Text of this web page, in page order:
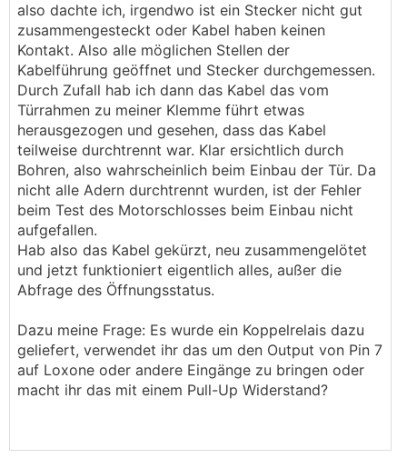
also dachte ich, irgendwo ist ein Stecker nicht gut
zusammengesteckt oder Kabel haben keinen
Kontakt. Also alle möglichen Stellen der
Kabelführung geöffnet und Stecker durchgemessen.
Durch Zufall hab ich dann das Kabel das vom
Türrahmen zu meiner Klemme führt etwas
herausgezogen und gesehen, dass das Kabel
teilweise durchtrennt war. Klar ersichtlich durch
Bohren, also wahrscheinlich beim Einbau der Tür. Da
nicht alle Adern durchtrennt wurden, ist der Fehler
beim Test des Motorschlosses beim Einbau nicht
aufgefallen.
Hab also das Kabel gekürzt, neu zusammengelötet
und jetzt funktioniert eigentlich alles, außer die
Abfrage des Öffnungsstatus.
Dazu meine Frage: Es wurde ein Koppelrelais dazu
geliefert, verwendet ihr das um den Output von Pin 7
auf Loxone oder andere Eingänge zu bringen oder
macht ihr das mit einem Pull-Up Widerstand?